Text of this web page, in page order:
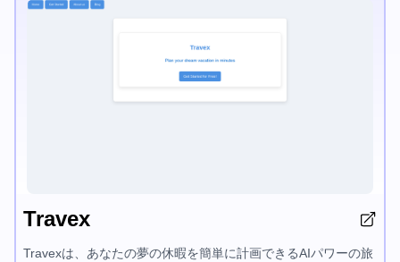
Travex
Travexは、あなたの夢の休暇を簡単に計画できるAIパワーの旅